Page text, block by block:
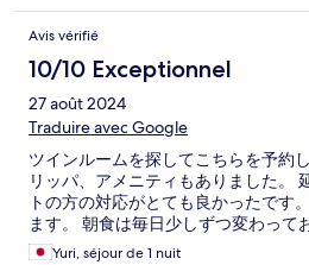
Avis vérifié
10/10 Exceptionnel
27 août 2024
Traduire avec Google
ツインルームを探してこちらを予約
リッパ、アメニティもありました。
トの方の対応がとても良かったです
ます。 朝食は毎日少しずつ変わって
Yuri, séjour de 1 nuit